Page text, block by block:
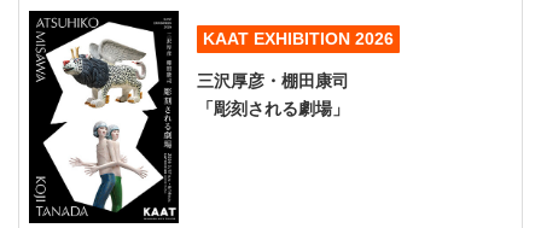
KAAT EXHIBITION 2026
三沢厚彦・棚田康司
「彫刻される劇場」